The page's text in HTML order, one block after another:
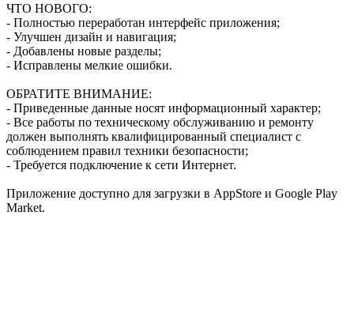
ЧТО НОВОГО:
- Полностью переработан интерфейс приложения;
- Улучшен дизайн и навигация;
- Добавлены новые разделы;
- Исправлены мелкие ошибки.
ОБРАТИТЕ ВНИМАНИЕ:
- Приведенные данные носят информационный характер;
- Все работы по техническому обслуживанию и ремонту
должен выполнять квалифицированный специалист с
соблюдением правил техники безопасности;
- Требуется подключение к сети Интернет.
Приложение доступно для загрузки в AppStore и Google Play
Market.